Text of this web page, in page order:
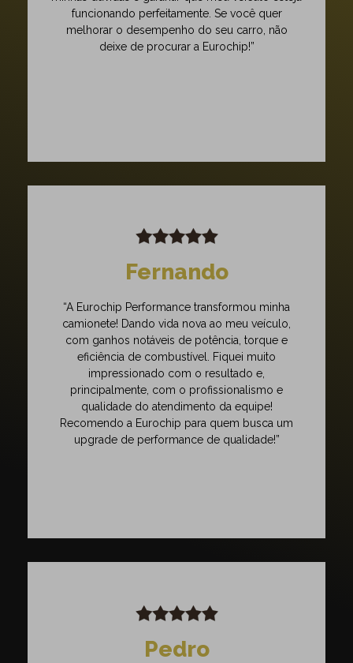
funcionando perfeitamente. Se você quer
melhorar o desempenho do seu carro, não
deixe de procurar a Eurochip!”
Fernando
“A Eurochip Performance transformou minha
camionete! Dando vida nova ao meu veículo,
com ganhos notáveis de potência, torque e
eficiência de combustível. Fiquei muito
impressionado com o resultado e,
principalmente, com o profissionalismo e
qualidade do atendimento da equipe!
Recomendo a Eurochip para quem busca um
upgrade de performance de qualidade!”
Pedro